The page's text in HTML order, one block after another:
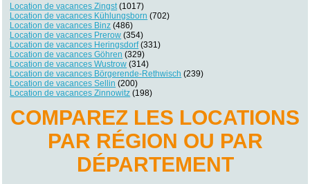
Location de vacances Zingst(1017)
Location de vacances Kühlungsborn (702)
Location de vacances Binz (486)
Location de vacances Prerow (354)
Location de vacances Heringsdorf(331)
Location de vacances Göhren (329)
Location de vacances Wustrow (314)
Location de vacances Börgerende-Rethwisch (239)
Location de vacances Sellin (200)
Location de vacances Zinnowitz (198)
COMPAREZ LES LOCATIONS
PAR RÉGION OU PAR
DÉPARTEMENT